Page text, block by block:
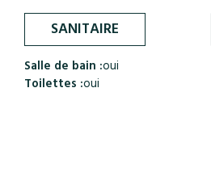
SANITAIRE
Salle de bain :oui
Toilettes :oui